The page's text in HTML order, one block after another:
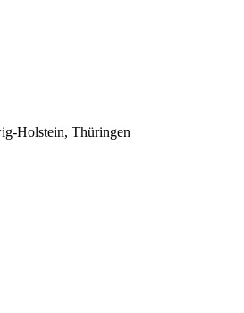
Holstein, Thüringen